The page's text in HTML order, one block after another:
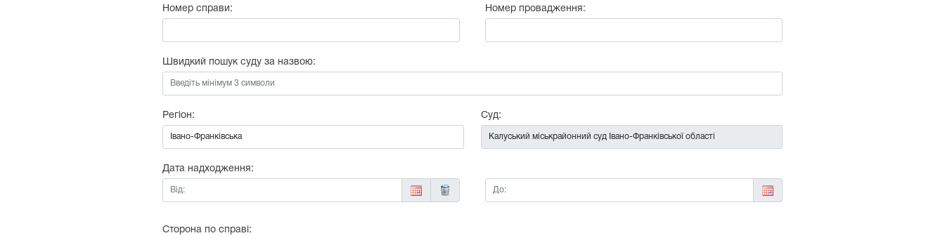
Номер справи: Номер провадження:
Швидкий пошук суду за назвою:
Регіон: Суд:
Дата надходження:
Від:
До:
Сторона по справі: